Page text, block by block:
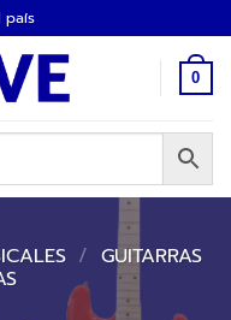
país
0
/ GUITARRAS